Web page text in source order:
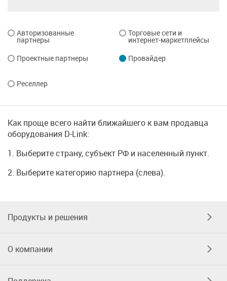
Авторизованные
партнеры
Торговые сети и
интернет-маркетплейсы
Проектные партнеры
Провайдер
Реселлер
Как проще всего найти ближайшего к вам продавца
оборудования D-Link:
1. Выберите страну, субъект РФ и населенный пункт.
2. Выберите категорию партнера (слева).
Продукты и решения
О компании